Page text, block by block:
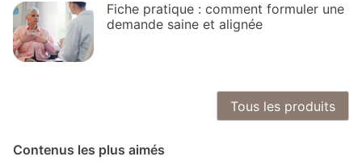
Fiche pratique : comment formuler une
demande saine et alignée
Tous les produits
Contenus les plus aimés